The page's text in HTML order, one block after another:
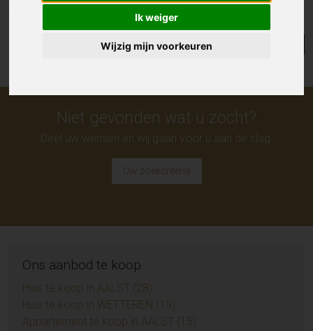
Ik weiger
Wijzig mijn voorkeuren
0 resultaten waarvan 0 in Aalst
Lijst
Niet gevonden wat u zocht?
Deel uw wensen en wij gaan voor u aan de slag.
Uw zoekcriteria
Ons aanbod te koop
Huis te koop in AALST (28)
Huis te koop in WETTEREN (19)
Appartement te koop in AALST (15)